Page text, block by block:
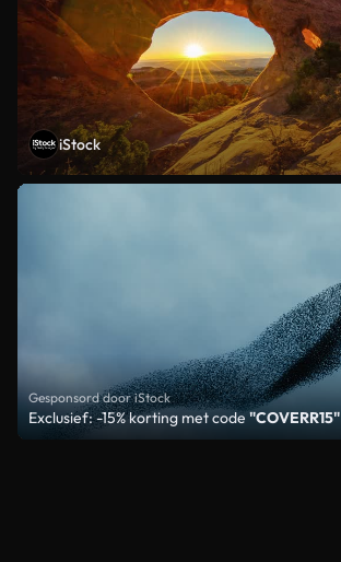
iStock
Gesponsord door iStock
Exclusief: -15% korting met code "COVERR15"